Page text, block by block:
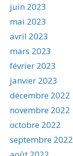
juin 2023
mai 2023
avril 2023
mars 2023
février 2023
janvier 2023
décembre 2022
novembre 2022
octobre 2022
septembre 2022